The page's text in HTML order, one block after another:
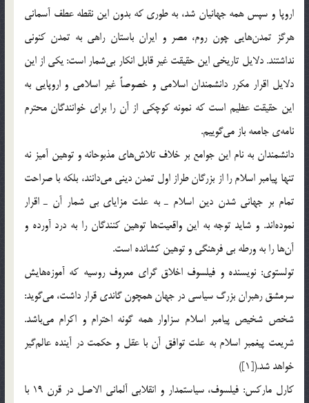
اروپا و سپس همه جهانيان شد، به طوري كه بدون اين نقطه عطف آسماني
هرگز تمدن‌هايي چون روم، مصر و ايران باستان راهي به تمدن كنوني
نداشتند. دلايل تاريخي اين حقيقت غير قابل انكار بي‌شمار است: يكي از اين
دلايل اقرار مكرر دانشمندان اسلامي و خصوصاً غير اسلامي و اروپايي به
اين حقيقت عظيم است كه نمونه كوچكي از آن را براي خوانندگان محترم
نامه‌ي جامعه باز مي‌گوييم.
دانشمندان به نام اين جوامع بر خلاف تلاش‌هاي مذبوحانه و توهين آميز نه
تنها پيامبر اسلام را از بزرگان طراز اول تمدن ديني مي‌دانند، بلكه با صراحت
تمام بر جهاني شدن دين اسلام ـ به علت مزاياي بي شمار آن ـ اقرار
نموده‌اند. و شايد توجه به اين واقعيت‌ها توهين كنندگان را به درد آورده و
آن‌ها را به ورطه بي فرهنگي و توهين كشانده است.
تولستوي: نويسنده و فيلسوف اخلاق گراي معروف روسيه كه آموزه‌هايش
سرمشق رهبران بزرگ سياسي در جهان همچون گاندي قرار داشت، مي‌گويد:
شخص شخيص پيامبر اسلام سزاوار همه گونه احترام و اكرام مي‌باشد.
شريعت پيغمبر اسلام به علت توافق آن با عقل و حكمت در آينده عالم‌گير
خواهد شد.([1])
كارل ماركس: فيلسوف، سياستمدار و انقلابي آلماني الاصل در قرن 19 با